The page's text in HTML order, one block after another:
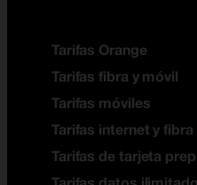
Tarifas Orange
Tarifas fibra y móvil
Tarifas móviles
Tarifas internet y fibra
Tarifas de tarjeta